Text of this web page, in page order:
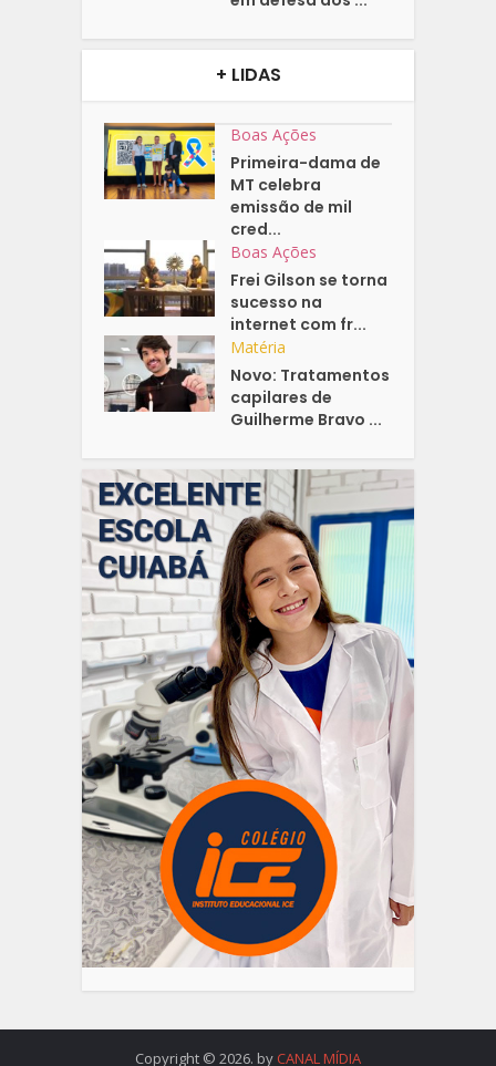
+ LIDAS
Boas Ações
Primeira-dama de
MT celebra
emissão de mil
cred...
Boas Ações
Frei Gilson se torna
sucesso na
internet com fr...
Matéria
Novo: Tratamentos
capilares de
Guilherme Bravo ...
Copyright © 2026. by CANAL MÍDIA